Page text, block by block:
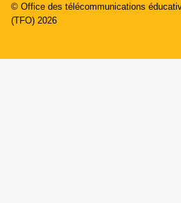
© Office des télécommunications
(TFO) 2026